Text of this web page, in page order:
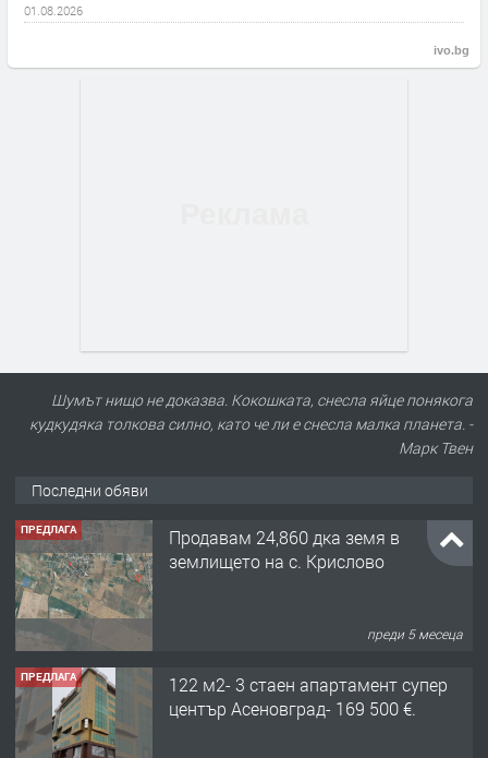
01.08.2026
ivo.bg
Шумът нищо не доказва. Кокошката, снесла яйце понякога
кудкудяка толкова силно, като че ли е снесла малка планета. -
Марк Твен
Последни обяви
ПРЕДЛАГА
Продавам 24,860 дка земя в
землището на с. Крислово
преди 5 месеца
ПРЕДЛАГА
122 м2- 3 стаен апартамент супер
център Асеновград- 169 500 €.